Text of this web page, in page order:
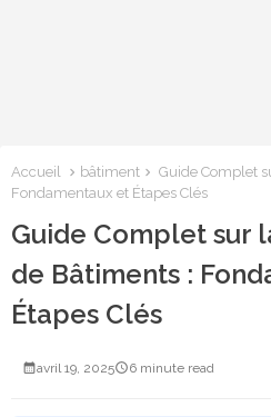
Accueil bâtiment
Guide Complet
Fondamentaux et Étapes Clés
Guide Complet sur
de Bâtiments :
Étapes Clés
avril 19, 2025 6 minute read